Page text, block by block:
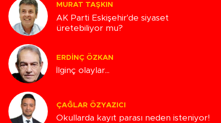
MURAT TAŞKIN
AK Parti Eskişehir'de siyaset
üretebiliyor mu?
ERDINÇ ÖZKAN
İlginç olaylar...
ÇAĞLAR ÖZYAZICI
Okullarda kayıt parası neden isteniyor!